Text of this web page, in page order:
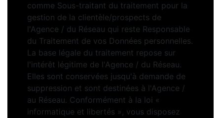
comme Sous-traitant du traitement pour la
gestion de la clientèle/prospects de
l'Agence / du Réseau qui reste Responsable
du Traitement de vos Données personnelles.
La base légale du traitement repose sur
l'intérêt légitime de l'Agence / du Réseau.
Elles sont conservées jusqu'à demande de
suppression et sont destinées à l'Agence /
au Réseau. Conformément à la loi «
informatique et libertés », vous disposez